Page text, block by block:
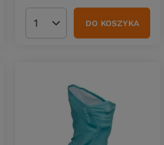
Ilość produktówDO KOSZYKA